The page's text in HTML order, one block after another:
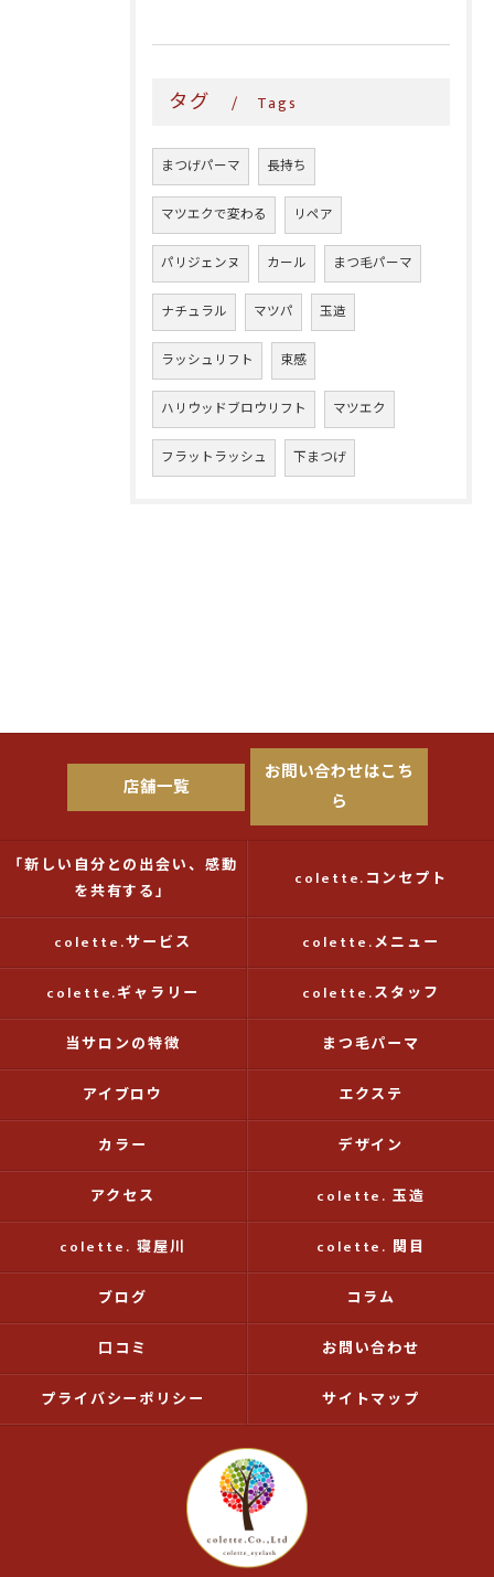
タグ Tags
まつげパーマ 長持ち
マツエクで変わる リペア
パリジェンヌ カール まつ毛パーマ
ナチュラル マツパ 玉造
ラッシュリフト 束感
ハリウッドブロウリフト マツエク
フラットラッシュ 下まつげ
店舗一覧
お問い合わせはこち
ら
「新しい自分との出会い、感動
を共有する」
colette.コンセプト
colette.サービス colette.メニュー
colette.ギャラリー colette.スタッフ
当サロンの特徴 まつ毛パーマ
アイブロウ エクステ
カラー デザイン
アクセス colette. 玉造
colette. 寝屋川 colette. 関目
ブログ コラム
口コミ お問い合わせ
プライバシーポリシー サイトマップ